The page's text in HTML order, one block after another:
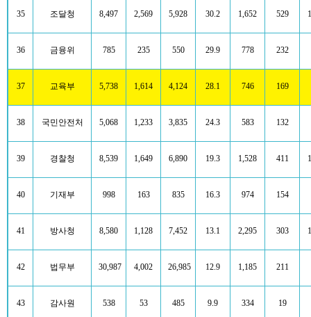
35 조달청 8,497 2,569 5,928 30.2 1,652 529
36 금융위 785 235 550 29.9 778 232
37 교육부 5,738 1,614 4,124 28.1 746 169
38 국민안전처 5,068 1,233 3,835 24.3 583 132
39 경찰청 8,539 1,649 6,890 19.3 1,528 411
40 기재부 998 163 835 16.3 974 154
41 방사청 8,580 1,128 7,452 13.1 2,295 303
42 법무부 30,987 4,002 26,985 12.9 1,185 211
43 감사원 538 53 485 9.9 334 19